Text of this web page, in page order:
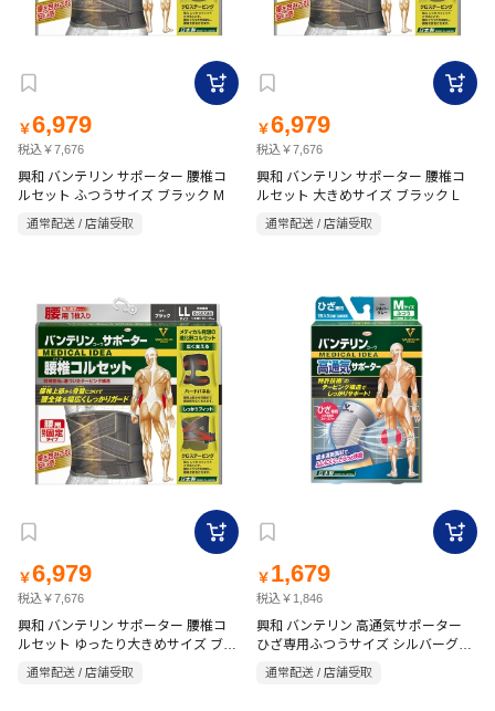
￥6,979
税込￥7,676
興和 バンテリン サポーター 腰椎コ
ルセット ふつうサイズ ブラック M
通常配送 / 店舗受取
￥6,979
税込￥7,676
興和 バンテリン サポーター 腰椎コ
ルセット 大きめサイズ ブラック L
通常配送 / 店舗受取
￥6,979
税込￥7,676
興和 バンテリン サポーター 腰椎コ
ルセット ゆったり大きめサイズ ブラ
ック LL
通常配送 / 店舗受取
￥ 1,679
税込￥1,846
興和 バンテリン 高通気サポーター
ひざ専用ふつうサイズ シルバーグレ
ー M
通常配送 / 店舗受取